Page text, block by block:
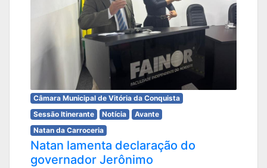
Câmara Municipal de Vitória da Conquista
Sessão Itinerante
Notícia
Avante
Natan da Carroceria
Natan lamenta declaração do
governador Jerônimo